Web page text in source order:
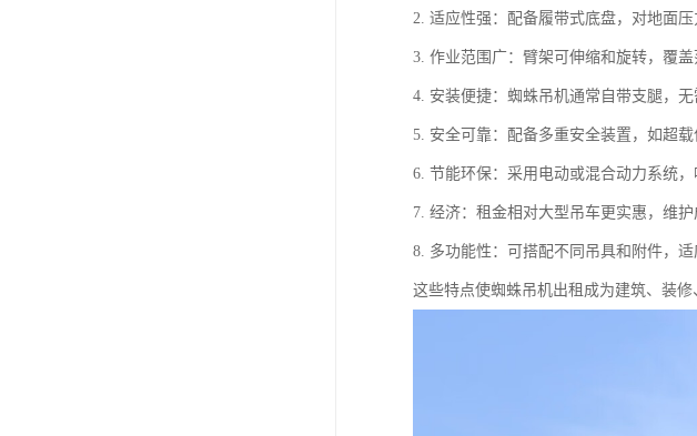
2. 适应性强：配备履带式底盘，对地面
3. 作业范围广：臂架可伸缩和旋转，覆
4. 安装便捷：蜘蛛吊机通常自带支腿，
5. 安全可靠：配备多重安全装置，如超
6. 节能环保：采用电动或混合动力系统
7. 经济：租金相对大型吊车更实惠，维
8. 多功能性：可搭配不同吊具和附件，
这些特点使蜘蛛吊机出租成为建筑、装修